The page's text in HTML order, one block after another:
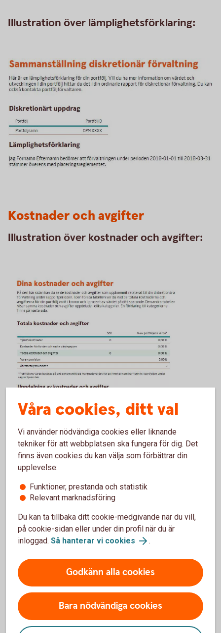
Illustration över lämplighetsförklaring:
Kostnader och avgifter
Illustration över kostnader och avgifter:
Detta är kostnader och avgifter som kan tas ut för
olika tjänster. Exempel på tjänstekostnader är
rådgivning.
Våra cookies, ditt val
Vi använder nödvändiga cookies eller liknande
tekniker för att webbplatsen ska fungera för dig. Det
finns även cookies du kan välja som förbättrar din
upplevelse:
Funktioner, prestanda och statistik
Relevant marknadsföring
Du kan ta tillbaka ditt cookie-medgivande när du vill,
på cookie-sidan eller under din profil när du är
inloggad. Så hanterar vi cookies .
Godkänn alla cookies
Bara nödvändiga cookies